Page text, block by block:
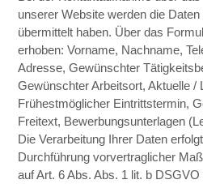
unserer Website werden die
übermittelt haben. Über das
erhoben: Vorname, Nachname,
Adresse, Gewünschter
Gewünschter Arbeitsort, Aktuelle /
Frühestmöglicher Eintrittstermin,
Freitext, Bewerbungsunterlagen
Die Verarbeitung Ihrer Daten
Durchführung vorvertraglicher
auf Art. 6 Abs. Abs. 1 lit. b